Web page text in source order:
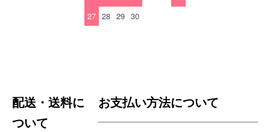
27 28 29 30
配送・送料に
ついて
お支払い方法について